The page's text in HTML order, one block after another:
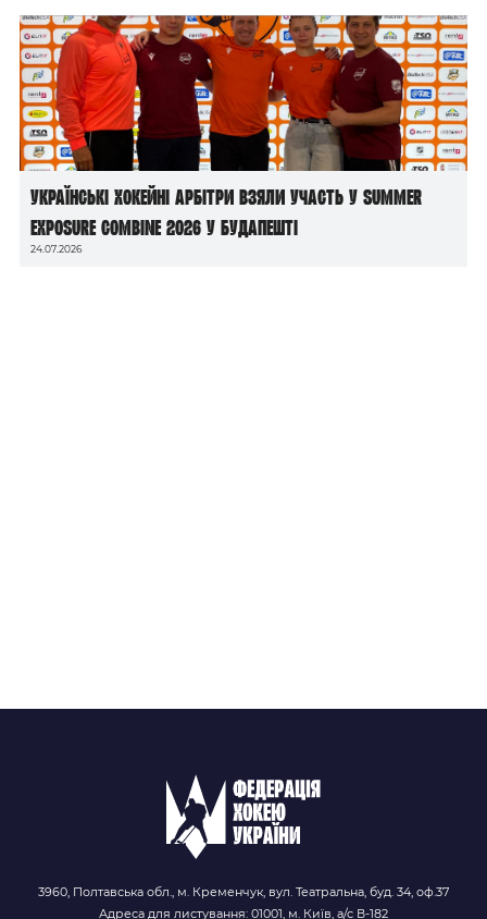
Українські хокейні арбітри взяли участь у Summer
Exposure Combine 2026 у Будапешті
24.07.2026
3960, Полтавська обл., м. Кременчук, вул. Театральна, буд. 34, оф.37
Адреса для листування: 01001, м. Київ, а/с В-182